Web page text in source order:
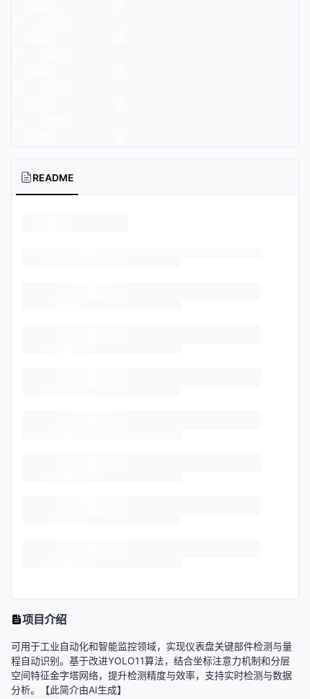
README
项目介绍
可用于工业自动化和智能监控领域，实现仪表盘关键部件检测与量
程自动识别。基于改进YOLO11算法，结合坐标注意力机制和分层
空间特征金字塔网络，提升检测精度与效率，支持实时检测与数据
分析。【此简介由AI生成】